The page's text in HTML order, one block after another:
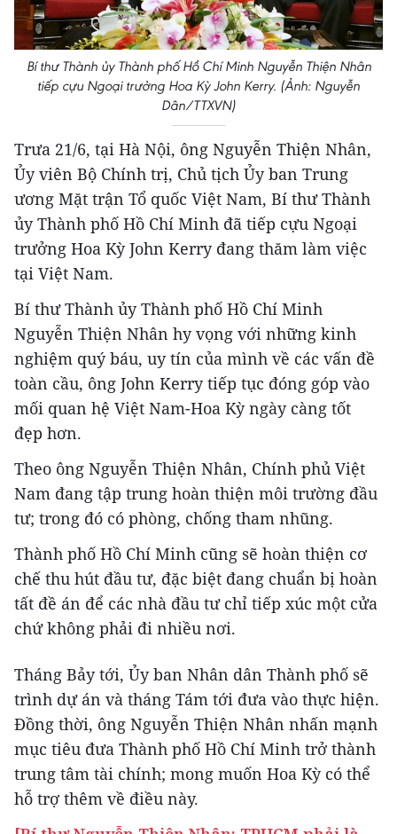
Bí thư Thành ủy Thành phố Hồ Chí Minh Nguyễn Thiện Nhân
tiếp cựu Ngoại trưởng Hoa Kỳ John Kerry. (Ảnh: Nguyễn
Dân/TTXVN)
Trưa 21/6, tại Hà Nội, ông Nguyễn Thiện Nhân,
Ủy viên Bộ Chính trị, Chủ tịch Ủy ban Trung
ương Mặt trận Tổ quốc Việt Nam, Bí thư Thành
ủy Thành phố Hồ Chí Minh đã tiếp cựu Ngoại
trưởng Hoa Kỳ John Kerry đang thăm làm việc
tại Việt Nam.
Bí thư Thành ủy Thành phố Hồ Chí Minh
Nguyễn Thiện Nhân hy vọng với những kinh
nghiệm quý báu, uy tín của mình về các vấn đề
toàn cầu, ông John Kerry tiếp tục đóng góp vào
mối quan hệ Việt Nam-Hoa Kỳ ngày càng tốt
đẹp hơn.
Theo ông Nguyễn Thiện Nhân, Chính phủ Việt
Nam đang tập trung hoàn thiện môi trường đầu
tư; trong đó có phòng, chống tham nhũng.
Thành phố Hồ Chí Minh cũng sẽ hoàn thiện cơ
chế thu hút đầu tư, đặc biệt đang chuẩn bị hoàn
tất đề án để các nhà đầu tư chỉ tiếp xúc một cửa
chứ không phải đi nhiều nơi.
Tháng Bảy tới, Ủy ban Nhân dân Thành phố sẽ
trình dự án và tháng Tám tới đưa vào thực hiện.
Đồng thời, ông Nguyễn Thiện Nhân nhấn mạnh
mục tiêu đưa Thành phố Hồ Chí Minh trở thành
trung tâm tài chính; mong muốn Hoa Kỳ có thể
hỗ trợ thêm về điều này.